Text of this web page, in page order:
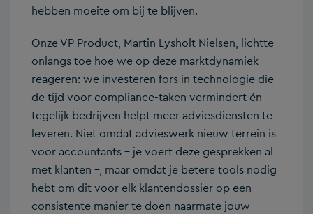
hebben moeite om bij te blijven.
Onze VP Product, Martin Lysholt Nielsen, lichtte
onlangs toe hoe we op deze marktdynamiek
reageren: we investeren fors in technologie die
de tijd voor compliance-taken vermindert én
tegelijk bedrijven helpt meer adviesdiensten te
leveren. Niet omdat advieswerk nieuw terrein is
voor accountants – je voert deze gesprekken al
met klanten –, maar omdat je betere tools nodig
hebt om dit voor elk klantendossier op een
consistente manier te doen naarmate jouw